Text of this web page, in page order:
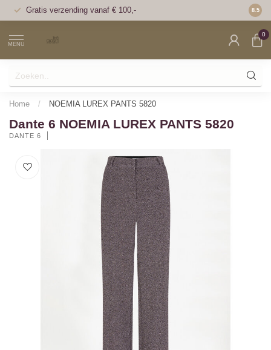
Gratis verzending vanaf € 100,- Voor
8.5
MENU
0
Home / NOEMIA LUREX PANTS 5820
Dante 6 NOEMIA LUREX PANTS 5820
DANTE 6